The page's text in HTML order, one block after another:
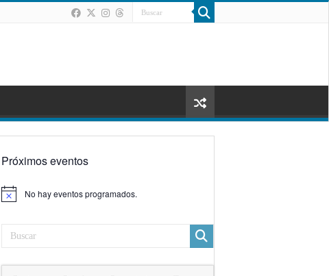
Próximos eventos
Aviso No hay eventos programados.